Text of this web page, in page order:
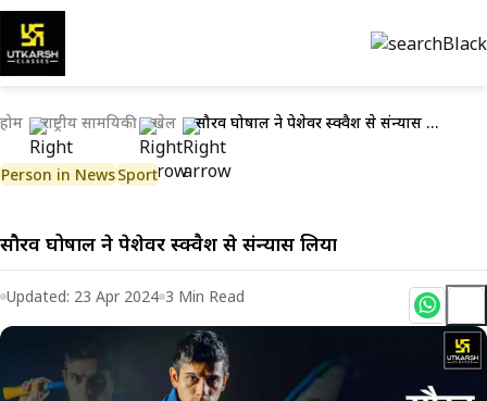
होम राष्ट्रीय सामयिकी खेल सौरव घोषाल ने पेशेवर स्क्वैश से संन्यास लिया
Person in NewsSport
सौरव घोषाल ने पेशेवर स्क्वैश से संन्यास लिया
Updated: 23 Apr 2024 3 Min Read